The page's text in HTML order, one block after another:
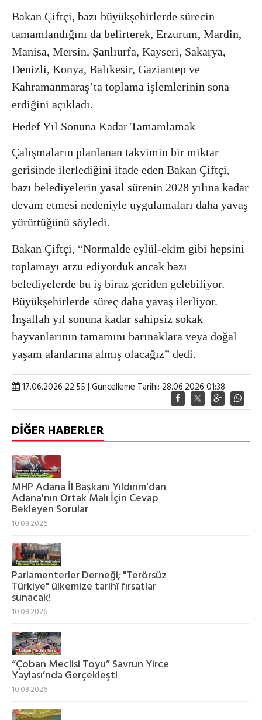
Bakan Çiftçi, bazı büyükşehirlerde sürecin
tamamlandığını da belirterek, Erzurum, Mardin,
Manisa, Mersin, Şanlıurfa, Kayseri, Sakarya,
Denizli, Konya, Balıkesir, Gaziantep ve
Kahramanmaraş’ta toplama işlemlerinin sona
erdiğini açıkladı.
Hedef Yıl Sonuna Kadar Tamamlamak
Çalışmaların planlanan takvimin bir miktar
gerisinde ilerlediğini ifade eden Bakan Çiftçi,
bazı belediyelerin yasal sürenin 2028 yılına kadar
devam etmesi nedeniyle uygulamaları daha yavaş
yürüttüğünü söyledi.
Bakan Çiftçi, “Normalde eylül-ekim gibi hepsini
toplamayı arzu ediyorduk ancak bazı
belediyelerde bu iş biraz geriden gelebiliyor.
Büyükşehirlerde süreç daha yavaş ilerliyor.
İnşallah yıl sonuna kadar sahipsiz sokak
hayvanlarının tamamını barınaklara veya doğal
yaşam alanlarına almış olacağız” dedi.
17.06.2026 22:55 | Güncelleme Tarihi: 28.06.2026 01:38
DİĞER HABERLER
MHP Adana İl Başkanı Yıldırım'dan
Adana'nın Ortak Malı İçin Cevap
Bekleyen Sorular
10.08.2026
Parlamenterler Derneği; "Terörsüz
Türkiye" ülkemize tarihî fırsatlar
sunacak!
10.08.2026
“Çoban Meclisi Toyu” Savrun Yirce
Yaylası’nda Gerçekleşti
10.08.2026